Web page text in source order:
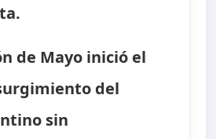
de Mayo inició el
del
sin